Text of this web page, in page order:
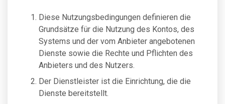
Diese Nutzungsbedingungen definieren die
Grundsätze für die Nutzung des Kontos, des
Systems und der vom Anbieter angebotenen
Dienste sowie die Rechte und Pflichten des
Anbieters und des Nutzers.
Der Dienstleister ist die Einrichtung, die die
Dienste bereitstellt.